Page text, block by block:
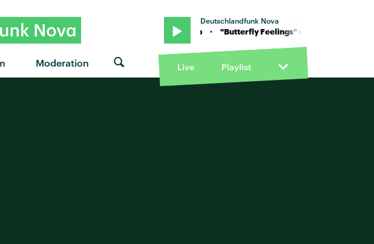
Moderation
Deutschlandfunk Nova
"Butterfly Feelings" von Icona Pop · "Butterfly Feelings" von Icona Pop · "Butterfly
Live Playlist